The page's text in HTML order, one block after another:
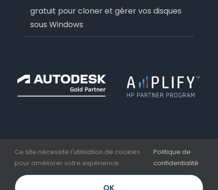
gratuit pour cloner et gérer vos disques
sous Windows
Ce site nécessite l'utilisation de cookies
pour améliorer votre expérience.
Politique de
confidentialité